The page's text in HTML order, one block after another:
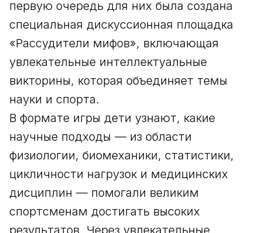
первую очередь для них была создана
специальная дискуссионная площадка
«Рассудители мифов», включающая
увлекательные интеллектуальные
викторины, которая объединяет темы
науки и спорта.
В формате игры дети узнают, какие
научные подходы — из области
физиологии, биомеханики, статистики,
цикличности нагрузок и медицинских
дисциплин — помогали великим
спортсменам достигать высоких
результатов. Через увлекательные